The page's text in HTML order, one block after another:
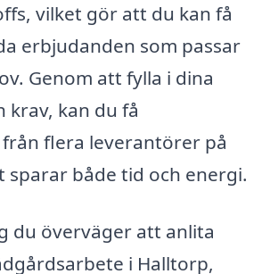
vilket gör att du kan få
erbjudanden som passar
Genom att fylla i dina
krav, kan du få
flera leverantörer på
sparar både tid och energi.
du överväger att anlita
i Halltorp,